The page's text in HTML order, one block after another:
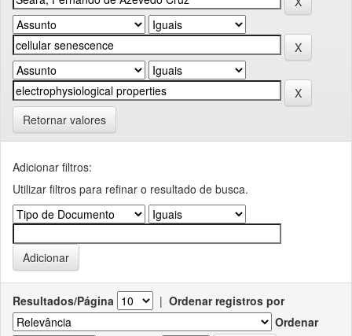
Retornar valores
Adicionar filtros:
Utilizar filtros para refinar o resultado de busca.
Resultados/Página | Ordenar registros por
Ordenar